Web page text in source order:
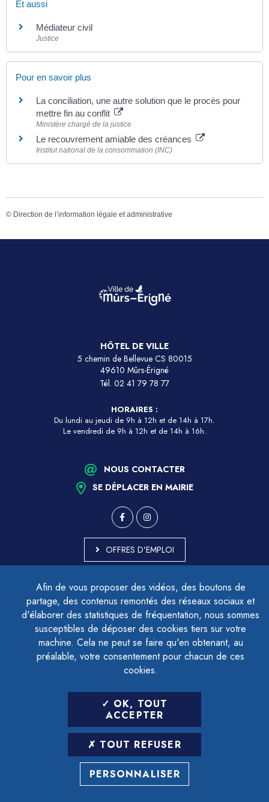
Afin de vous proposer des vidéos, des boutons de
partage, des contenus remontés des réseaux sociaux et
d'élaborer des statistiques de fréquentation, nous sommes
susceptibles de déposer des cookies tiers sur votre
machine. Cela ne peut se faire qu'en obtenant, au
préalable, votre consentement pour chacun de ces
cookies.
OK, TOUT
ACCEPTER
TOUT REFUSER
PERSONNALISER
Et aussi
Médiateur civil
Justice
Pour en savoir plus
La conciliation, une autre solution que le procès pour
mettre fin au conflit
Ministère chargé de la justice
Le recouvrement amiable des créances
Institut national de la consommation (INC)
© Direction de l’information légale et administrative
HÔTEL DE VILLE
5 chemin de Bellevue CS 80015
49610 Mûrs-Érigné
Tél. 02 41 79 78 77
HORAIRES :
Du lundi au jeudi de 9h à 12h et de 14h à 17h.
Le vendredi de 9h à 12h et de 14h à 16h.
NOUS CONTACTER
SE DÉPLACER EN MAIRIE
OFFRES D'EMPLOI
ACCESSIBILITÉ - PARTIELLEMENT CONFORME
PLAN DU SITE
MENTIONS LÉGALES
CONTACTER LE DÉLÉGUÉ À LA PROTECTION DES DONNÉES
GESTION DES COOKIES
LETTRE D'INFORMATION
SAISIR VOTRE ADRESSE E-MAIL
POUR VOUS INSCRIRE :
ARCHIVES DÉSINSCRIPTION